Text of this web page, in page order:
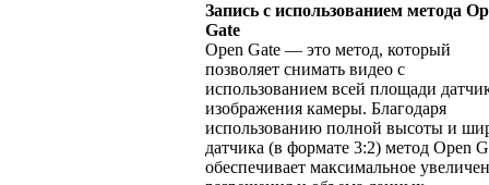
Запись с использованием метода
Gate
Open Gate — это метод, который
позволяет снимать видео с
использованием всей площади
изображения камеры. Благодаря
использованию полной высоты и
датчика (в формате 3:2) метод Open
обеспечивает максимальное